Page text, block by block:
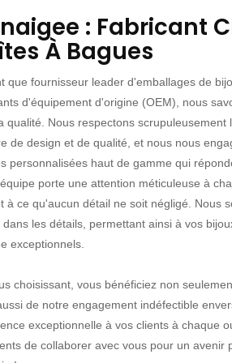
: Fabricant
À Bagues
que fournisseur leader d'emballages de
d'équipement d'origine (OEM), nous
qualité. Nous respectons scrupuleusement
de design et de qualité, et nous nous
personnalisées haut de gamme qui
porte une attention méticuleuse à
à ce qu'aucun détail ne soit négligé. Nous
dans les détails, permettant ainsi à vos
exceptionnels.
choisissant, vous bénéficiez non
de notre engagement indéfectible
exceptionnelle à vos clients à chaque
de collaborer avec vous pour un avenir